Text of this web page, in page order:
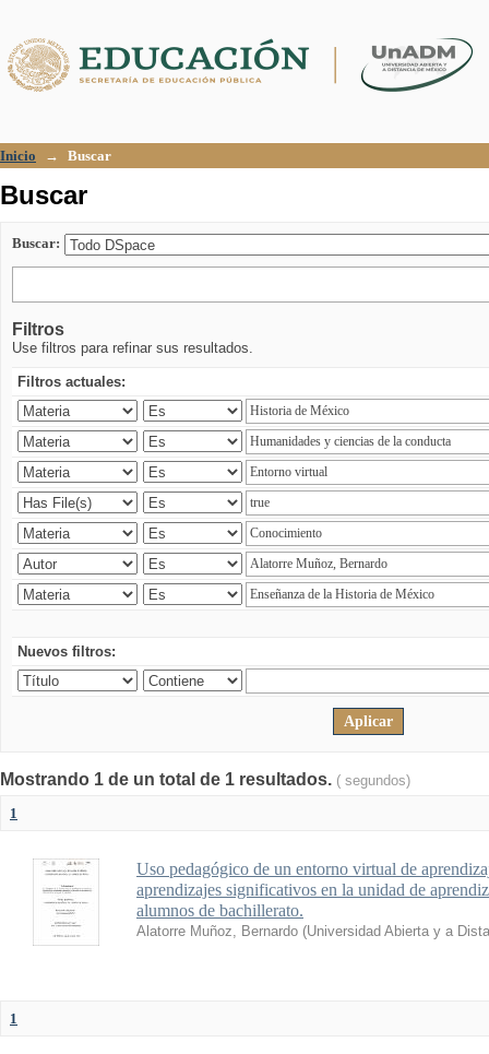
Inicio → Buscar
Buscar
Buscar:
Filtros
Use filtros para refinar sus resultados.
Filtros actuales:
Nuevos filtros:
Mostrando 1 de un total de 1 resultados. ( segundos)
1
Uso pedagógico de un entorno virtual de
aprendizajes significativos en la unidad de
alumnos de bachillerato.
Alatorre Muñoz, Bernardo (Universidad Abierta y a
1